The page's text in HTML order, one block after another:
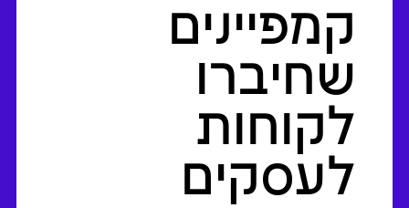
קמפיינים
שחיברו
לקוחות
לעסקים